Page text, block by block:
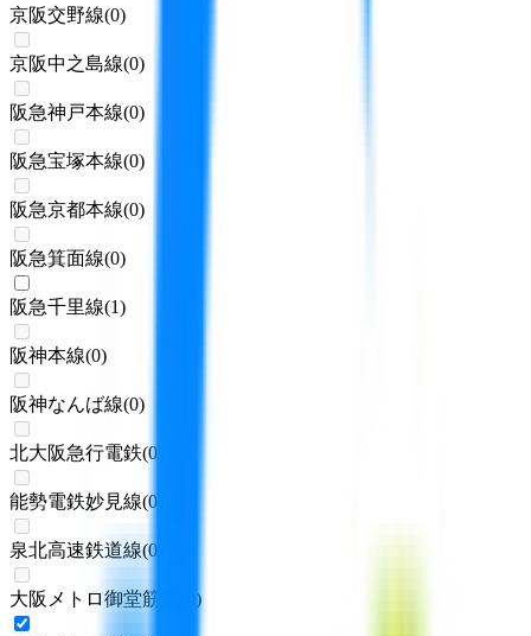
京阪交野線(0)
京阪中之島線(0)
阪急神戸本線(0)
阪急宝塚本線(0)
阪急京都本線(0)
阪急箕面線(0)
阪急千里線(1)
阪神本線(0)
阪神なんば線(0)
北大阪急行電鉄(0
能勢電鉄妙見線(0
泉北高速鉄道線(0
大阪メトロ御堂筋線 )